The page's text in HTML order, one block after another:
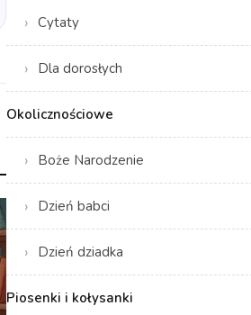
Cytaty
Dla dorosłych
Okolicznościowe
Boże Narodzenie
Dzień babci
Dzień dziadka
Piosenki i kołysanki